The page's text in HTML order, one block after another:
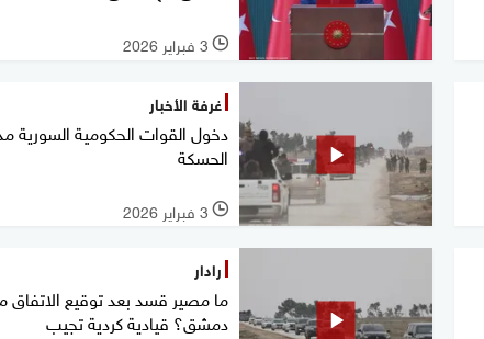
l 3 فبراير 2026
غرفة الأخبار
دخول القوات الحكومية السورية
الحسكة
l 3 فبراير 2026
رادار
ما مصير قسد بعد توقيع الاتفاق
دمشق؟ قيادية كردية تجيب